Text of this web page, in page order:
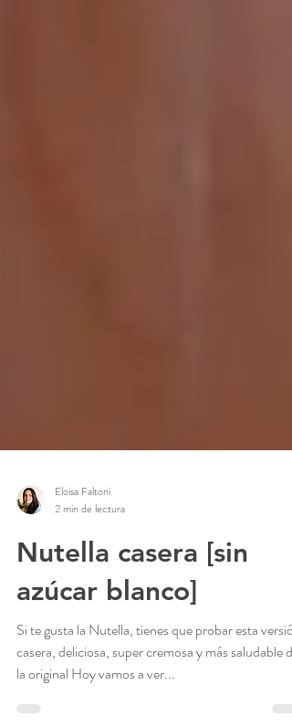
Eloisa Faltoni
2 min de lectura
Nutella casera [sin
azúcar blanco]
Si te gusta la Nutella, tienes que probar esta versión
casera, deliciosa, super cremosa y más saludable de